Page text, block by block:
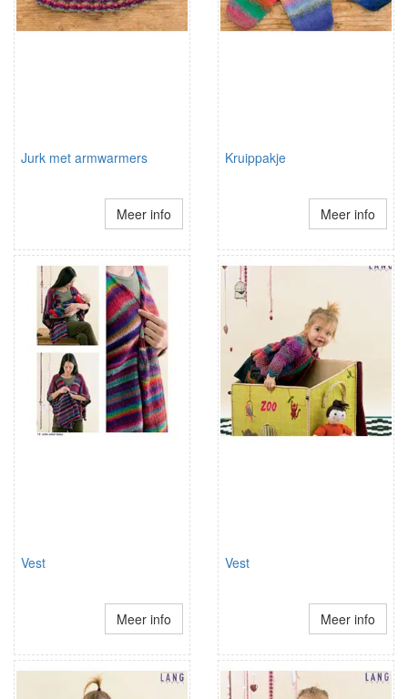
Jurk met armwarmers
Meer info
Kruippakje
Meer info
Vest
Meer info
Vest
Meer info